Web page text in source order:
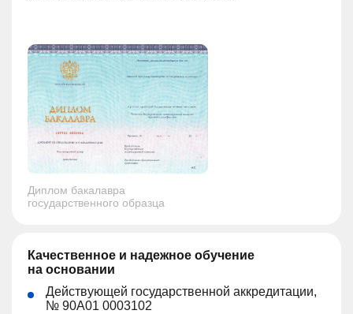
Диплом бакалавра
государственного образца
Качественное и надежное обучение
на основании
Действующей государственной аккредитации,
№ 90А01 0003102